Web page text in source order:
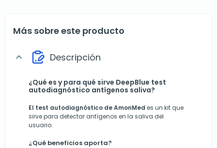
Más sobre este producto
expand_more Descripción
¿Qué es y para qué sirve DeepBlue test
autodiagnóstico antígenos saliva?
El test autodiagnóstico de AmonMed es un kit que
sirve para detectar antígenos en la saliva del
usuario.
¿Qué beneficios aporta?